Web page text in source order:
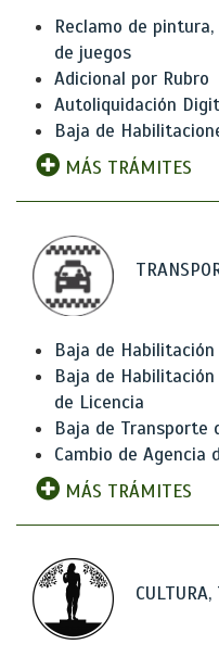
Reclamo de
de juegos
Adicional por Rubro
Autoliquidación
Baja de
MÁS TRÁMITES
Baja de
Baja de
de Licencia
Baja de Transporte
Cambio de Agencia
MÁS TRÁMITES